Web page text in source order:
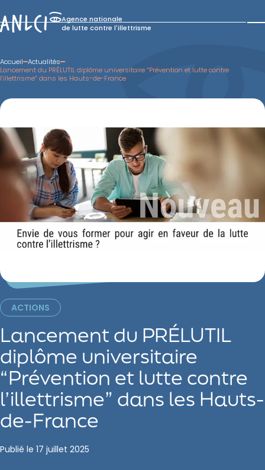
to
content
Agence nationale
de lutte contre l'illettrisme
Accueil Actualités
Lancement du PRÉLUTIL diplôme universitaire “Prévention et lutte contre
l’illettrisme” dans les Hauts-de-France
ACTIONS
Lancement du PRÉLUTIL
diplôme universitaire
“Prévention et lutte contre
l’illettrisme” dans les Hauts-
de-France
Publié le 17 juillet 2025